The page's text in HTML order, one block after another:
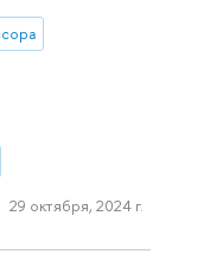
29 октября, 2024 г.